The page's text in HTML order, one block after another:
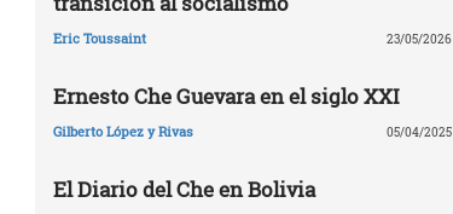
Eric Toussaint 23/05/2026
Ernesto Che Guevara en el siglo XXI
Gilberto López y Rivas 05/04/2025
El Diario del Che en Bolivia